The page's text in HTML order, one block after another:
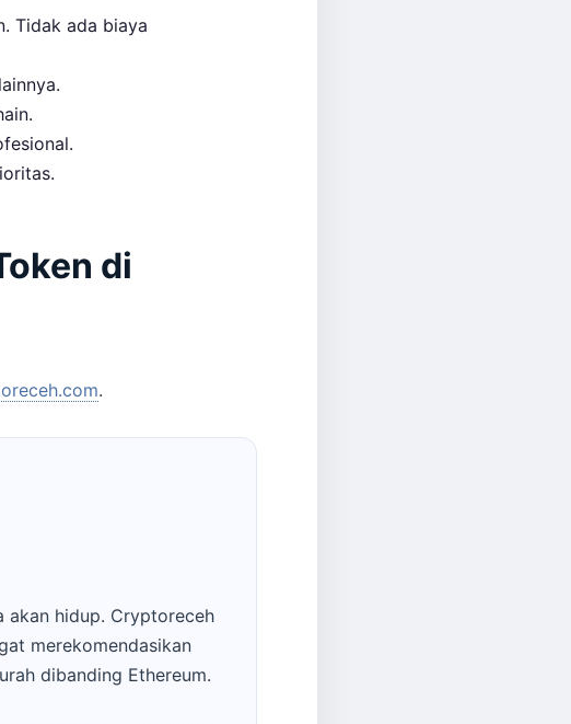
Tidak ada biaya
di
.
akan hidup. Cryptoreceh
merekomendasikan
dibanding Ethereum.